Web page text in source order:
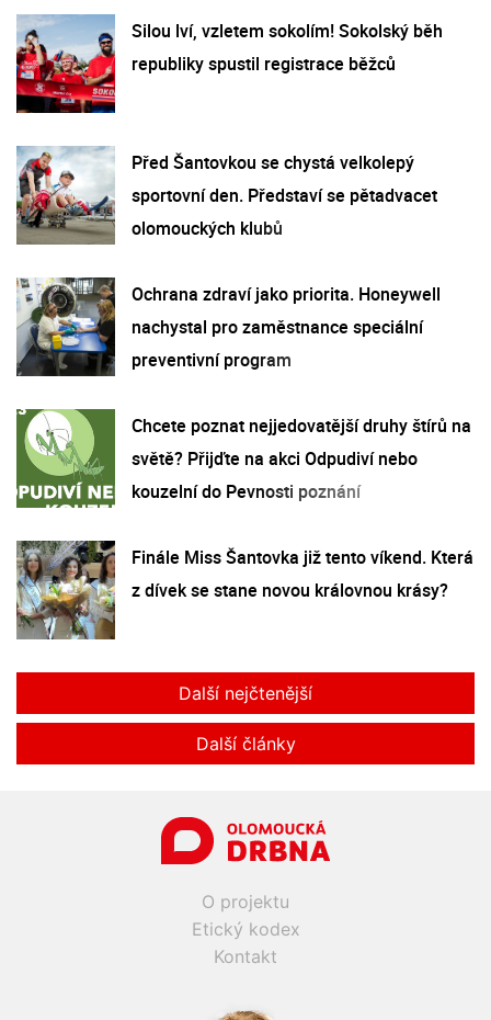
Silou lví, vzletem sokolím! Sokolský běh
republiky spustil registrace běžců
Před Šantovkou se chystá velkolepý
sportovní den. Představí se pětadvacet
olomouckých klubů
Ochrana zdraví jako priorita. Honeywell
nachystal pro zaměstnance speciální
preventivní program
Chcete poznat nejjedovatější druhy štírů na
světě? Přijďte na akci Odpudiví nebo
kouzelní do Pevnosti poznání
Finále Miss Šantovka již tento víkend. Která
z dívek se stane novou královnou krásy?
Další nejčtenější
Další články
O projektu
Etický kodex
Kontakt